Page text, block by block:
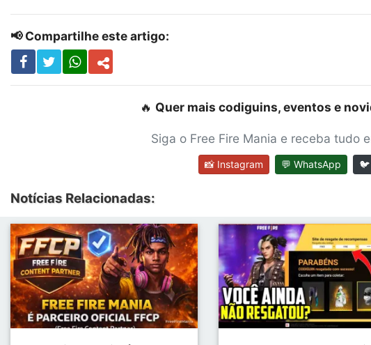
📢 Compartilhe este artigo:
🔥 Quer mais codiguins, eventos e
Siga o Free Fire Mania e receba tudo
📸 Instagram 💬 WhatsApp
Notícias Relacionadas: